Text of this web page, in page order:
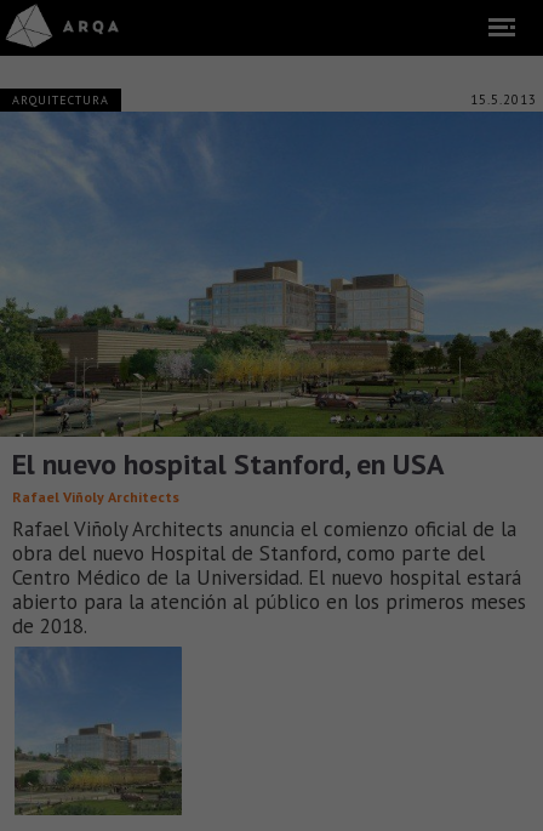
ARQUITECTURA 15.5.2013
El nuevo hospital Stanford, en USA
Rafael Viñoly Architects
Rafael Viñoly Architects anuncia el comienzo oficial de la
obra del nuevo Hospital de Stanford, como parte del
Centro Médico de la Universidad. El nuevo hospital estará
abierto para la atención al público en los primeros meses
de 2018.